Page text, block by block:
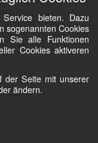
bieten. Dazu
sogenannten Cookies
Sie alle Funktionen
Cookies aktiveren
der Seite mit unserer
ändern.